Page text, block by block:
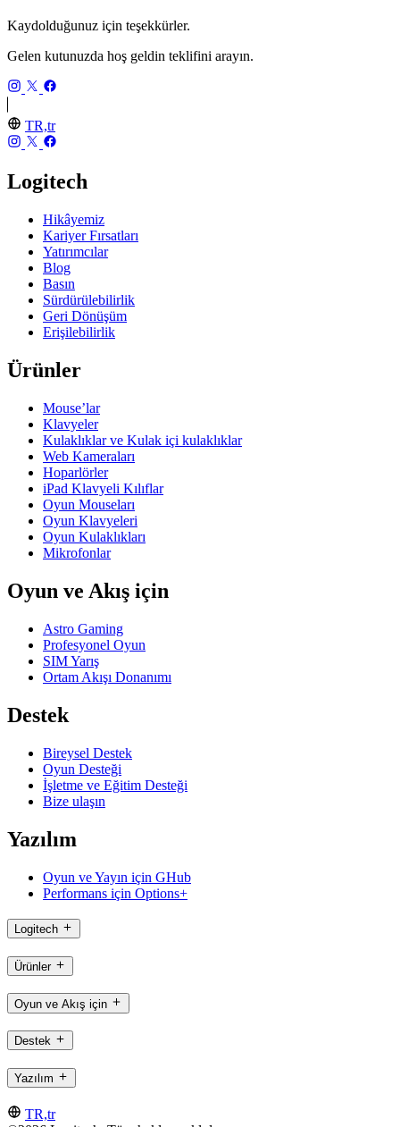
Kaydolduğunuz için teşekkürler.
Gelen kutunuzda hoş geldin teklifini arayın.
TR,tr
Logitech
Hikâyemiz
Kariyer Fırsatları
Yatırımcılar
Blog
Basın
Sürdürülebilirlik
Geri Dönüşüm
Erişilebilirlik
Ürünler
Mouse’lar
Klavyeler
Kulaklıklar ve Kulak içi kulaklıklar
Web Kameraları
Hoparlörler
iPad Klavyeli Kılıflar
Oyun Mouseları
Oyun Klavyeleri
Oyun Kulaklıkları
Mikrofonlar
Oyun ve Akış için
Astro Gaming
Profesyonel Oyun
SIM Yarış
Ortam Akışı Donanımı
Destek
Bireysel Destek
Oyun Desteği
İşletme ve Eğitim Desteği
Bize ulaşın
Yazılım
Oyun ve Yayın için GHub
Performans için Options+
Logitech
Ürünler
Oyun ve Akış için
Destek
Yazılım
TR,tr